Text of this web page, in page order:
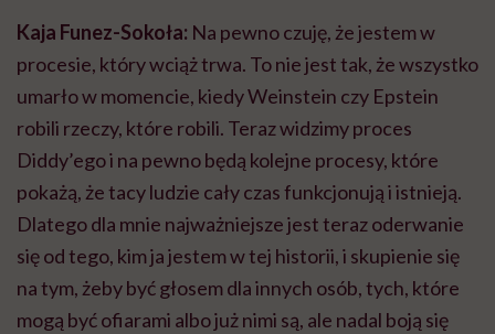
Kaja Funez-Sokoła: Na pewno czuję, że jestem w
procesie, który wciąż trwa. To nie jest tak, że wszystko
umarło w momencie, kiedy Weinstein czy Epstein
robili rzeczy, które robili. Teraz widzimy proces
Diddy’ego i na pewno będą kolejne procesy, które
pokażą, że tacy ludzie cały czas funkcjonują i istnieją.
Dlatego dla mnie najważniejsze jest teraz oderwanie
się od tego, kim ja jestem w tej historii, i skupienie się
na tym, żeby być głosem dla innych osób, tych, które
mogą być ofiarami albo już nimi są, ale nadal boją się